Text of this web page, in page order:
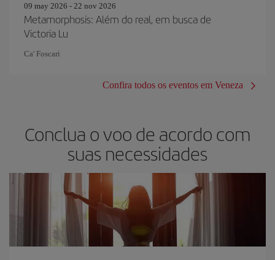
09 may 2026 - 22 nov 2026
Metamorphosis: Além do real, em busca de
Victoria Lu
Ca' Foscari
Confira todos os eventos em Veneza
Conclua o voo de acordo com
suas necessidades